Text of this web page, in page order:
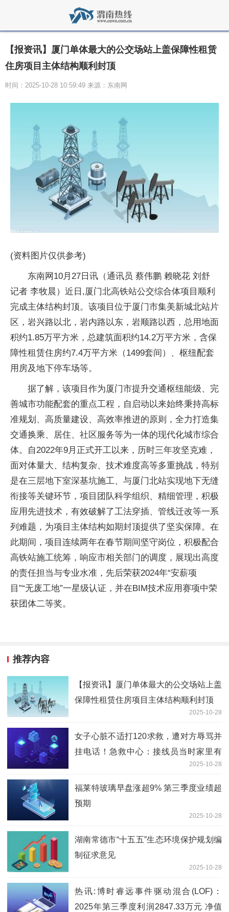
【报资讯】厦门单体最大的公交场站上盖保障性租赁
住房项目主体结构顺利封顶
时间：2025-10-28 10:59:49 来源：东南网
(资料图片仅供参考)
东南网10月27日讯（通讯员 蔡伟鹏 赖晓花 刘舒
记者 李牧晨）近日,厦门北高铁站公交综合体项目顺利
完成主体结构封顶。该项目位于厦门市集美新城北站片
区，岩兴路以北，岩内路以东，岩顺路以西，总用地面
积约1.85万平方米，总建筑面积约14.2万平方米，含保
障性租赁住房约7.4万平方米（1499套间）、枢纽配套
用房及地下停车场等。
据了解，该项目作为厦门市提升交通枢纽能级、完
善城市功能配套的重点工程，自启动以来始终秉持高标
准规划、高质量建设、高效率推进的原则，全力打造集
交通换乘、居住、社区服务等为一体的现代化城市综合
体。自2022年9月正式开工以来，历时三年攻坚克难，
面对体量大、结构复杂、技术难度高等多重挑战，特别
是在三层地下室深基坑施工、与厦门北站实现地下无缝
衔接等关键环节，项目团队科学组织、精细管理，积极
应用先进技术，有效破解了工法穿插、管线迁改等一系
列难题，为项目主体结构如期封顶提供了坚实保障。在
此期间，项目连续两年在春节期间坚守岗位，积极配合
高铁站施工统筹，响应市相关部门的调度，展现出高度
的责任担当与专业水准，先后荣获2024年“安薪项
目”“无废工地”一星级认证，并在BIM技术应用赛项中荣
获团体二等奖。
推荐内容
【报资讯】厦门单体最大的公交场站上盖
保障性租赁住房项目主体结构顺利封顶
2025-10-28
女子心脏不适打120求救，遭对方辱骂并
挂电话！急救中心：接线员当时家里有
2025-10-28
福莱特玻璃早盘涨超9% 第三季度业绩超
预期
2025-10-28
湖南常德市“十五五”生态环境保护规划编
制征求意见
2025-10-28
热讯:博时睿远事件驱动混合(LOF)：
2025年第三季度利润2847.33万元 净值